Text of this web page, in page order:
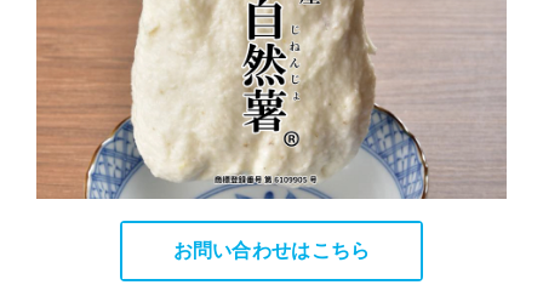
お問い合わせはこちら